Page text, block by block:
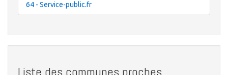
64 - Service-public.fr
Liste des communes proches